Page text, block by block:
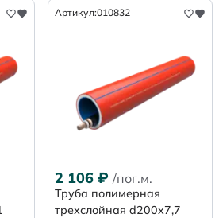
Артикул:010832
2 106 ₽ /пог.м.
Труба полимерная
трехслойная d200x7,7